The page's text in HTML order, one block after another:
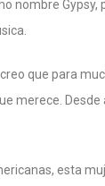
nombre
que para
merece.
esta